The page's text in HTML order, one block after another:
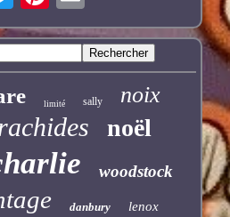
limité sally noix
noël
woodstock
danbury lenox